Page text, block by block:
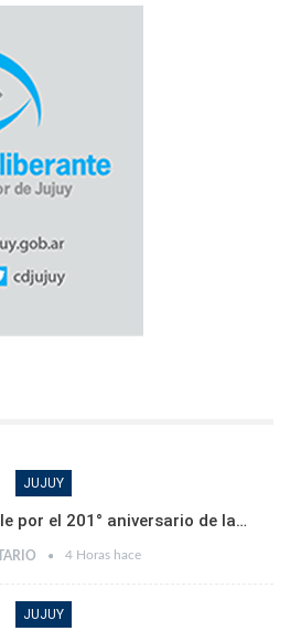
JUJUY
por el 201° aniversario de la…
4 Horas hace
JUJUY